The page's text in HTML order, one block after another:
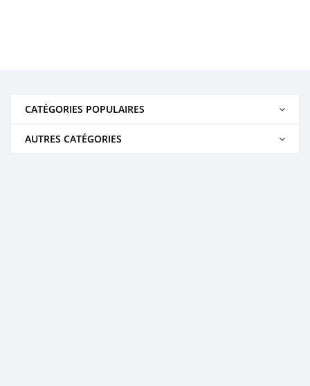
CATÉGORIES POPULAIRES
AUTRES CATÉGORIES